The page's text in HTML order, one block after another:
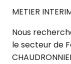
METIER
Nous
le secteur de